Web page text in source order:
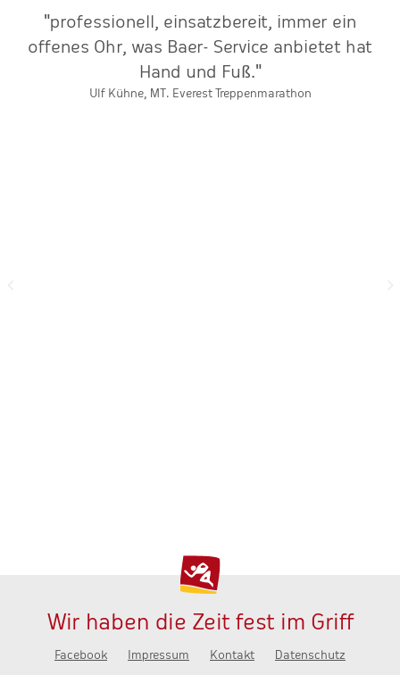
"professionell, einsatzbereit, immer ein
offenes Ohr, was Baer- Service anbietet hat
Hand und Fuß."
Ulf Kühne, MT. Everest Treppenmarathon
Wir haben die Zeit fest im Griff
Facebook Impressum Kontakt Datenschutz